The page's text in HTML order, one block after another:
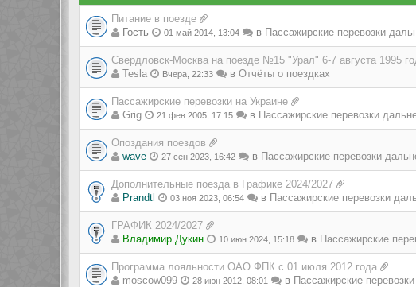
Питание в поезде
Гость 01 май 2014, 13:04 в Пассажирские перевозки
Свердловск-Москва на поезде №15 "Урал" 6-7 августа 1995
Tesla
Вчера, 22:33 в Отчёты о поездках
Пассажирские перевозки на Украине
Grig 21 фев 2005, 17:15 в Пассажирские перевозки
Опоздания поездов
wave 27 сен 2023, 16:42 в Пассажирские перевозки
Дополнительные поезда в Графике 2024/2027
Prandtl 03 ноя 2023, 06:54 в Пассажирские перевозки
ГРАФИК 2024/2027
Владимир Дукин 10 июн 2024, 15:18 в Пассажирские
Программа лояльности ОАО ФПК с 01 июля 2012 года
moscow099 28 июн 2012, 08:01 в Пассажирские